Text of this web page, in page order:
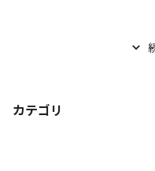
カテゴリ